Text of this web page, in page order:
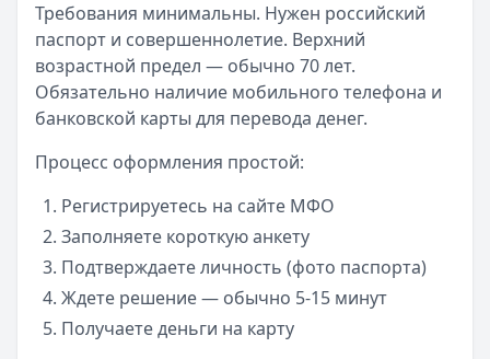
Требования минимальны. Нужен российский
паспорт и совершеннолетие. Верхний
возрастной предел — обычно 70 лет.
Обязательно наличие мобильного телефона и
банковской карты для перевода денег.
Процесс оформления простой:
Регистрируетесь на сайте МФО
Заполняете короткую анкету
Подтверждаете личность (фото паспорта)
Ждете решение — обычно 5-15 минут
Получаете деньги на карту